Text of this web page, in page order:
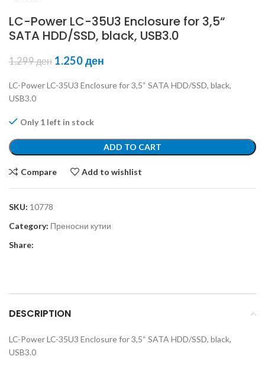
LC-Power LC-35U3 Enclosure for 3,5“
SATA HDD/SSD, black, USB3.0
1.299ден 1.250ден
LC-Power LC-35U3 Enclosure for 3,5“ SATA HDD/SSD, black,
USB3.0
Only 1 left in stock
ADD TO CART
Compare Add to wishlist
SKU: 10778
Category: Преносни кутии
Share:
DESCRIPTION
LC-Power LC-35U3 Enclosure for 3,5“ SATA HDD/SSD, black,
USB3.0